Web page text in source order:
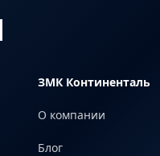
ЗМК Континенталь
О компании
Блог